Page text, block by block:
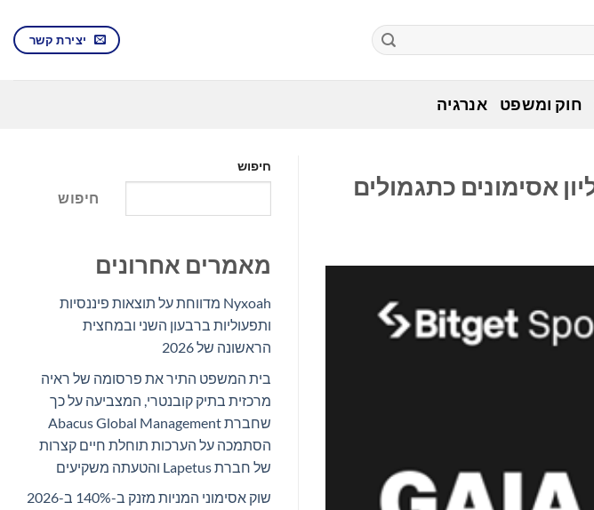
יצירת קשר
חוק ומשפט אנרגיה
חיפוש
חיפוש
מאמרים אחרונים
Nyxoah מדווחת על תוצאות פיננסיות
ותפעוליות ברבעון השני ובמחצית
הראשונה של 2026
בית המשפט התיר את פרסומה של ראיה
מרכזית בתיק קובנטרי, המצביעה על כך
שחברת Abacus Global Management
הסתמכה על הערכות תוחלת חיים קצרות
של חברת Lapetus והטעתה משקיעים
שוק אסימוני המניות מזנק ב-140% ב-2026